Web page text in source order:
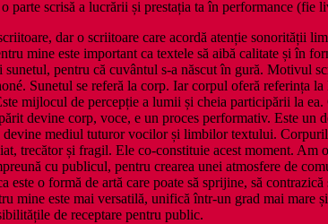
parte scrisă a lucrării și prestația ta în performance (fie
dar o scriitoare care acordă atenție sonorității
mine este important ca textele să aibă calitate și în
pentru că cuvântul s-a născut în gură. Motivul
Sunetul se referă la corp. Iar corpul oferă referința
mijlocul de percepție a lumii și cheia participării la
devine corp, voce, e un proces performativ. Este un
devine mediul tuturor vocilor și limbilor textului.
trecător și fragil. Ele co-constituie acest moment. Am
cu publicul, pentru crearea unei atmosfere de
este o formă de artă care poate să sprijine, să contrazică
mine este mai versatilă, unifică într-un grad mai mare
de receptare pentru public.